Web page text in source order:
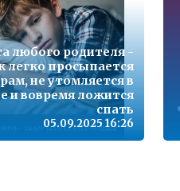
любого родителя -
легко просыпается
не утомляется в
и вовремя ложится
спать
05.09.2025 16:26